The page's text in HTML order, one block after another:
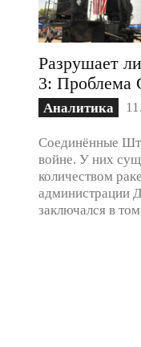
Разрушает
3: Проблема
Аналитика
Соединённые
войне. У них
количеством
администрации
заключался в